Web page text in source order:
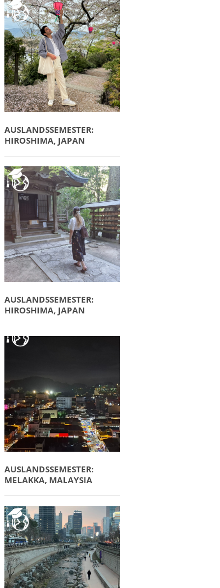
AUSLANDSSEMESTER:
HIROSHIMA, JAPAN
AUSLANDSSEMESTER:
HIROSHIMA, JAPAN
AUSLANDSSEMESTER:
MELAKKA, MALAYSIA